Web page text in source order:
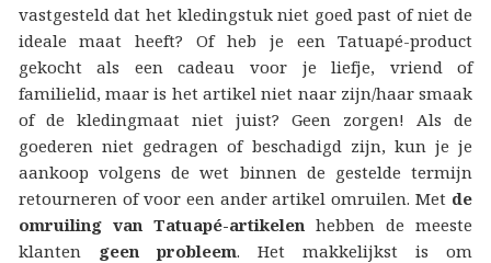
vastgesteld dat het kledingstuk niet goed past of niet de
ideale maat heeft? Of heb je een Tatuapé-product
gekocht als een cadeau voor je liefje, vriend of
familielid, maar is het artikel niet naar zijn/haar smaak
of de kledingmaat niet juist? Geen zorgen! Als de
goederen niet gedragen of beschadigd zijn, kun je je
aankoop volgens de wet binnen de gestelde termijn
retourneren of voor een ander artikel omruilen. Met de
omruiling van Tatuapé-artikelenhebben de meeste
klanten geen probleem. Het makkelijkst is om